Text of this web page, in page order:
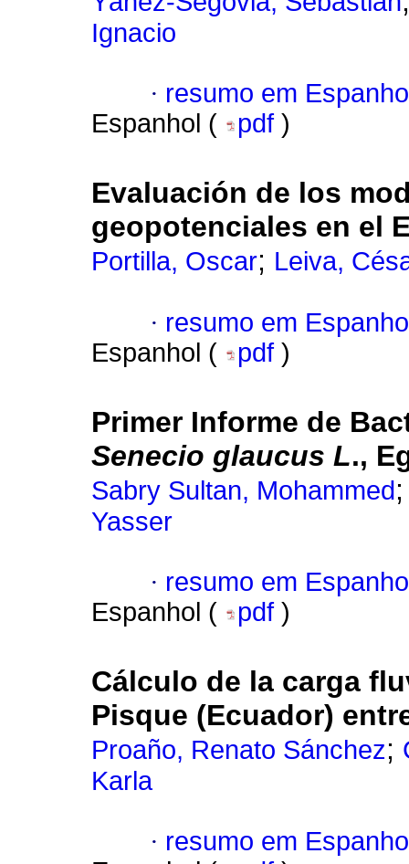
Ignacio
· resumo em
Espanhol (
pdf )
Evaluación de los
geopotenciales en el
Portilla, Oscar; Leiva,
· resumo em
Espanhol (
pdf )
Primer Informe de
Senecio glaucus L.,
Sabry Sultan, Mohammed
Yasser
· resumo em
Espanhol (
pdf )
Cálculo de la carga
Pisque (Ecuador)
Proaño, Renato Sánchez;
Karla
· resumo em